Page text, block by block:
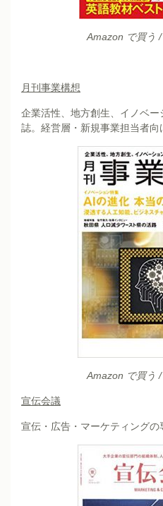
Amazon で買う /
月刊事業構想
企業活性、地方創生、イノベー
誌。経営層・新規事業担当者向
Amazon で買う /
宣伝会議
宣伝・広告・マーケティングの